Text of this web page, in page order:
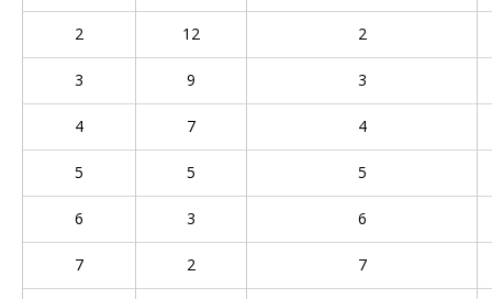
2 12 2
3 9 3
4 7 4
5 5 5
6 3 6
7 2 7